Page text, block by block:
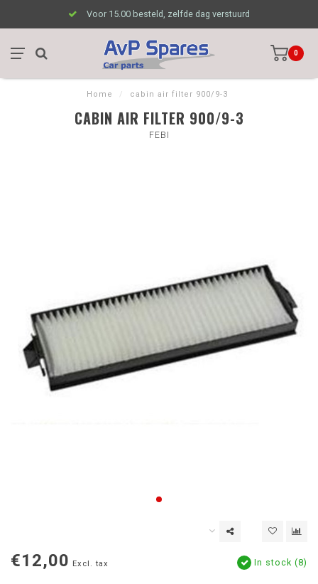
Voor 15.00 besteld, zelfde dag verstuurd
0
Home / cabin air filter 900/9-3
CABIN AIR FILTER 900/9-3
FEBI
€12,00 Excl. tax In stock (8)